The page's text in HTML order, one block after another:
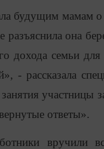
будущим мамам
разъяснила она
дохода семьи
- рассказала
участницы
ответы».
вручили